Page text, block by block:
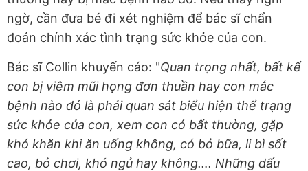
ngờ, cần đưa bé đi xét nghiệm để bác sĩ chẩn
đoán chính xác tình trạng sức khỏe của con.
Bác sĩ Collin khuyến cáo: "Quan trọng nhất, bất kể
con bị viêm mũi họng đơn thuần hay con mắc
bệnh nào đó là phải quan sát biểu hiện thể trạng
sức khỏe của con, xem con có bất thường, gặp
khó khăn khi ăn uống không, có bỏ bữa, li bì sốt
cao, bỏ chơi, khó ngủ hay không…. Những dấu